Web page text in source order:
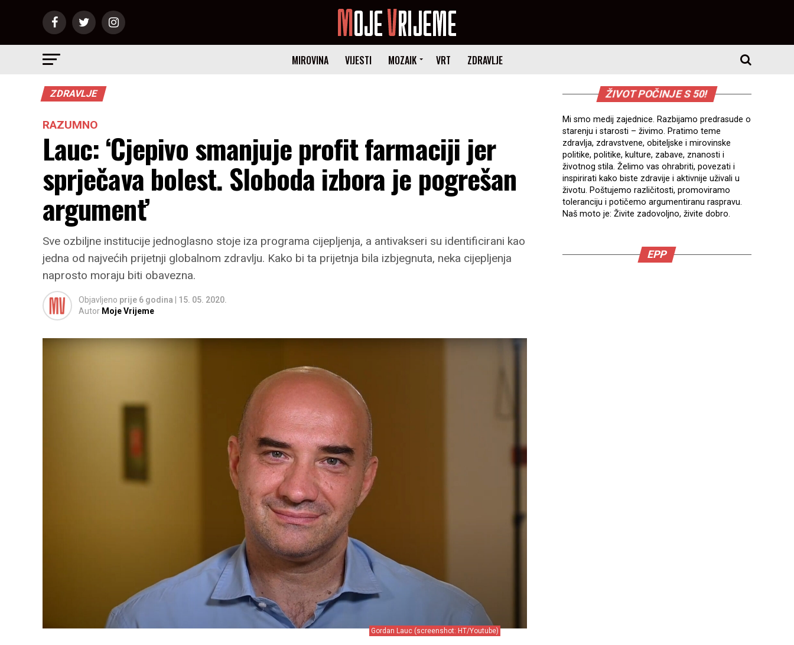
MIROVINA VIJESTI MOZAIK VRT ZDRAVLJE
ZDRAVLJE
RAZUMNO
Lauc: ‘Cjepivo smanjuje profit farmaciji jer
sprječava bolest. Sloboda izbora je pogrešan
argument’
Sve ozbiljne institucije jednoglasno stoje iza programa cijepljenja, a antivakseri su identificirani kao
jedna od najvećih prijetnji globalnom zdravlju. Kako bi ta prijetnja bila izbjegnuta, neka cijepljenja
naprosto moraju biti obavezna.
Objavljeno prije 6 godina
15. 05. 2020.
Autor Moje Vrijeme
Gordan Lauc (screenshot: HT/Youtube)
ŽIVOT POČINJE S 50!
Mi smo medij zajednice. Razbijamo predrasude o
starenju i starosti – živimo. Pratimo teme
zdravlja, zdravstvene, obiteljske i mirovinske
politike, politike, kulture, zabave, znanosti i
životnog stila. Želimo vas ohrabriti, povezati i
inspirirati kako biste zdravije i aktivnije uživali u
životu. Poštujemo različitosti, promoviramo
toleranciju i potičemo argumentiranu raspravu.
Naš moto je: Živite zadovoljno, živite dobro.
EPP